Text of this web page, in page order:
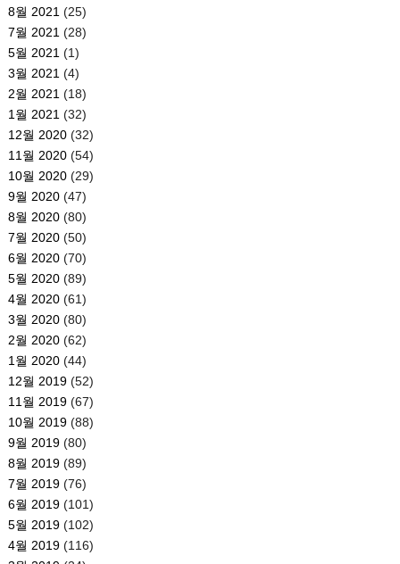
8월 2021(25)
7월 2021(28)
5월 2021(1)
3월 2021(4)
2월 2021(18)
1월 2021(32)
12월 2020(32)
11월 2020(54)
10월 2020(29)
9월 2020(47)
8월 2020(80)
7월 2020(50)
6월 2020(70)
5월 2020(89)
4월 2020(61)
3월 2020(80)
2월 2020(62)
1월 2020(44)
12월 2019(52)
11월 2019(67)
10월 2019(88)
9월 2019(80)
8월 2019(89)
7월 2019(76)
6월 2019(101)
5월 2019(102)
4월 2019(116)